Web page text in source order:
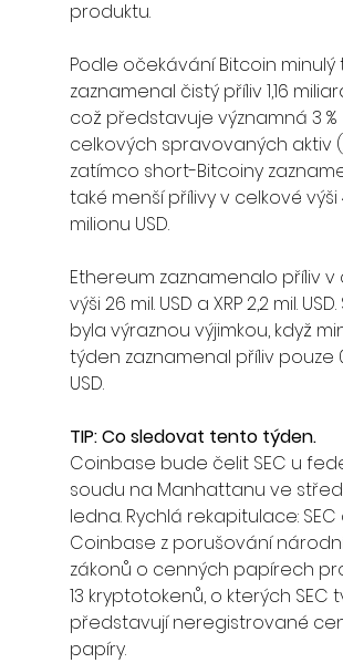
produktu.
Podle očekávání Bitcoin minulý
zaznamenal čistý příliv 1,16
což představuje významná 3 %
celkových spravovaných aktiv
zatímco short-Bitcoiny
také menší přílivy v celkové výši
milionu USD.
Ethereum zaznamenalo příliv v
výši 26 mil. USD a XRP 2,2 mil.
byla výraznou výjimkou, když
týden zaznamenal příliv pouze
USD.
TIP: Co sledovat tento týden.
Coinbase bude čelit SEC u
soudu na Manhattanu ve
ledna. Rychlá rekapitulace:
Coinbase z porušování
zákonů o cenných papírech
13 kryptotokenů, o kterých SEC
představují neregistrované
papíry.